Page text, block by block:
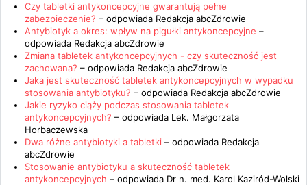
Czy tabletki antykoncepcyjne gwarantują pełne
zabezpieczenie? – odpowiada Redakcja abcZdrowie
Antybiotyk a okres: wpływ na pigułki antykoncepcyjne –
odpowiada Redakcja abcZdrowie
Zmiana tabletek antykoncepcyjnych - czy skuteczność jest
zachowana? – odpowiada Redakcja abcZdrowie
Jaka jest skuteczność tabletek antykoncepcyjnych w wypadku
stosowania antybiotyku? – odpowiada Redakcja abcZdrowie
Jakie ryzyko ciąży podczas stosowania tabletek
antykoncepcyjnych? – odpowiada Lek. Małgorzata
Horbaczewska
Dwa różne antybiotyki a tabletki – odpowiada Redakcja
abcZdrowie
Stosowanie antybiotyku a skuteczność tabletek
antykoncepcyjnych – odpowiada Dr n. med. Karol Kaziród-Wolski